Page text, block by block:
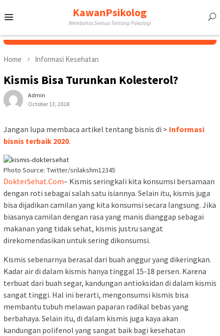
to
KawanPsikolog
Membahas Semua Tentang Psikologi
Home Informasi Kesehatan
Kismis Bisa Turunkan Kolesterol?
Admin
October 13, 2018
Jangan lupa membaca artikel tentang bisnis di > Informasi
bisnis terbaik 2020.
Photo Source: Twitter/srilakshm12345
DokterSehat.Com– Kismis seringkali kita konsumsi bersamaan
dengan roti sebagai salah satu isiannya. Selain itu, kismis juga
bisa dijadikan camilan yang kita konsumsi secara langsung. Jika
biasanya camilan dengan rasa yang manis dianggap sebagai
makanan yang tidak sehat, kismis justru sangat
direkomendasikan untuk sering dikonsumsi.
Kismis sebenarnya berasal dari buah anggur yang dikeringkan.
Kadar air di dalam kismis hanya tinggal 15-18 persen. Karena
terbuat dari buah segar, kandungan antioksidan di dalam kismis
sangat tinggi. Hal ini berarti, mengonsumsi kismis bisa
membantu tubuh melawan paparan radikal bebas yang
berbahaya. Selain itu, di dalam kismis juga kaya akan
kandungan polifenol yang sangat baik bagi kesehatan